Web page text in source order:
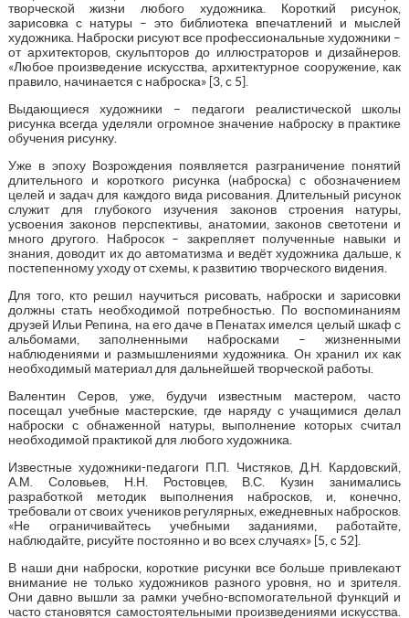
творческой жизни любого художника. Короткий рисунок,
зарисовка с натуры – это библиотека впечатлений и мыслей
художника. Наброски рисуют все профессиональные художники –
от архитекторов, скульпторов до иллюстраторов и дизайнеров.
«Любое произведение искусства, архитектурное сооружение, как
правило, начинается с наброска» [3, c 5].
Выдающиеся художники – педагоги реалистической школы
рисунка всегда уделяли огромное значение наброску в практике
обучения рисунку.
Уже в эпоху Возрождения появляется разграничение понятий
длительного и короткого рисунка (наброска) с обозначением
целей и задач для каждого вида рисования. Длительный рисунок
служит для глубокого изучения законов строения натуры,
усвоения законов перспективы, анатомии, законов светотени и
много другого. Набросок – закрепляет полученные навыки и
знания, доводит их до автоматизма и ведёт художника дальше, к
постепенному уходу от схемы, к развитию творческого видения.
Для того, кто решил научиться рисовать, наброски и зарисовки
должны стать необходимой потребностью. По воспоминаниям
друзей Ильи Репина, на его даче в Пенатах имелся целый шкаф с
альбомами, заполненными набросками – жизненными
наблюдениями и размышлениями художника. Он хранил их как
необходимый материал для дальнейшей творческой работы.
Валентин Серов, уже, будучи известным мастером, часто
посещал учебные мастерские, где наряду с учащимися делал
наброски с обнаженной натуры, выполнение которых считал
необходимой практикой для любого художника.
Известные художники-педагоги П.П. Чистяков, Д.Н. Кардовский,
А.М. Соловьев, Н.Н. Ростовцев, В.С. Кузин занимались
разработкой методик выполнения набросков, и, конечно,
требовали от своих учеников регулярных, ежедневных набросков.
«Не ограничивайтесь учебными заданиями, работайте,
наблюдайте, рисуйте постоянно и во всех случаях» [5, c 52].
В наши дни наброски, короткие рисунки все больше привлекают
внимание не только художников разного уровня, но и зрителя.
Они давно вышли за рамки учебно-вспомогательной функций и
часто становятся самостоятельными произведениями искусства.